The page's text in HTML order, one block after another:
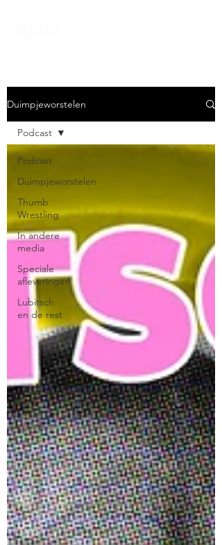
Duimpjeworstelen
Podcast
Duimpjeworstelen
Thumb
Wrestling
In andere
media
Speciale
afleveringen
Lubitsch
en de rest
Podcast